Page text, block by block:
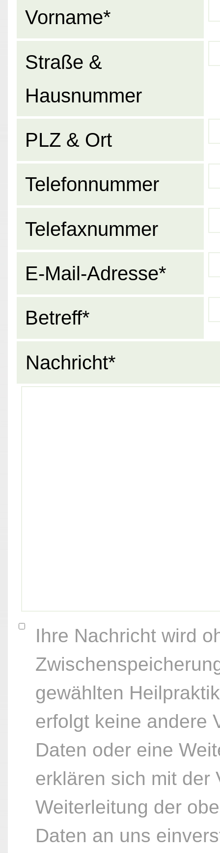
Vorname*
Straße &
Hausnummer
PLZ & Ort
Telefonnummer
Telefaxnummer
E-Mail-Adresse*
Betreff*
Nachricht*
Ihre Nachricht wird
gewählten
erfolgt keine andere
Daten oder eine
erklären sich mit der
Weiterleitung der
Daten an uns